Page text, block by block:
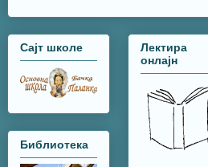
Сајт школе
Библиотека
Лектира
онлајн